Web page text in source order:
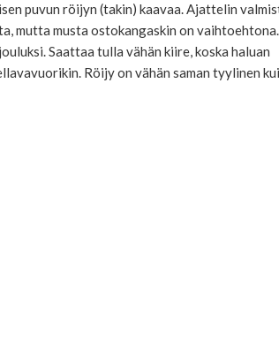
puvun röijyn (takin) kaavaa. Ajattelin
mutta musta ostokangaskin on vaihtoehtona.
Saattaa tulla vähän kiire, koska haluan
Röijy on vähän saman tyylinen